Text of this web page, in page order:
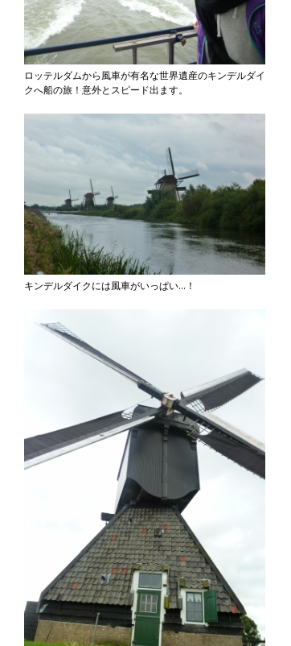
ロッテルダムから風車が有名な世界遺産のキンデルダイ
クへ船の旅！意外とスピード出ます。
キンデルダイクには風車がいっぱい…！